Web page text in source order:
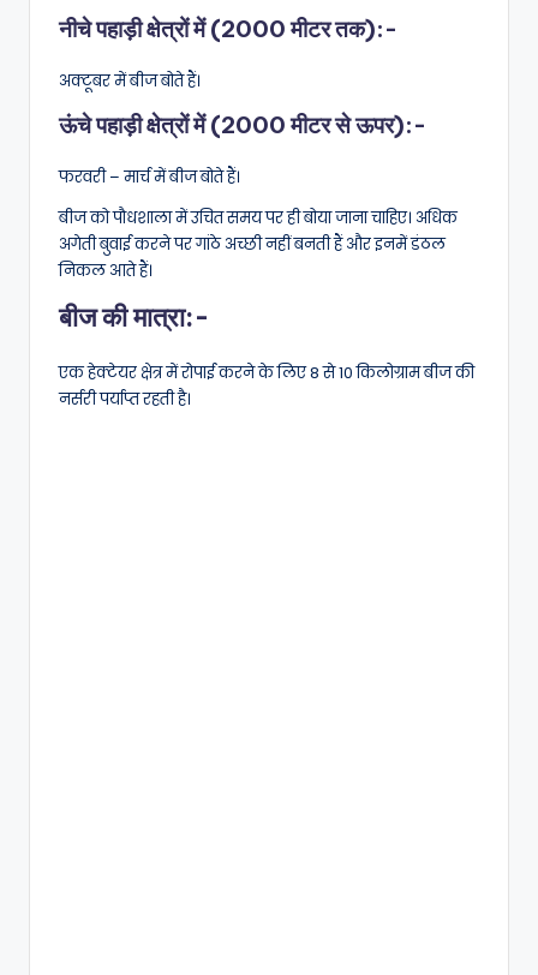
नीचे पहाड़ी क्षेत्रों में (2000 मीटर तक):-
अक्टूबर में बीज बोते हैं।
ऊंचे पहाड़ी क्षेत्रों में (2000 मीटर से ऊपर):-
फरवरी – मार्च में बीज बोते हैं।
बीज को पौधशाला में उचित समय पर ही बोया जाना चाहिए। अधिक
अगेती बुवाई करने पर गांठे अच्छी नहीं बनती हैं और इनमें डंठल
निकल आते हैं।
बीज की मात्रा:-
एक हेक्टेयर क्षेत्र में रोपाई करने के लिए 8 से 10 किलोग्राम बीज की
नर्सरी पर्याप्त रहती है।